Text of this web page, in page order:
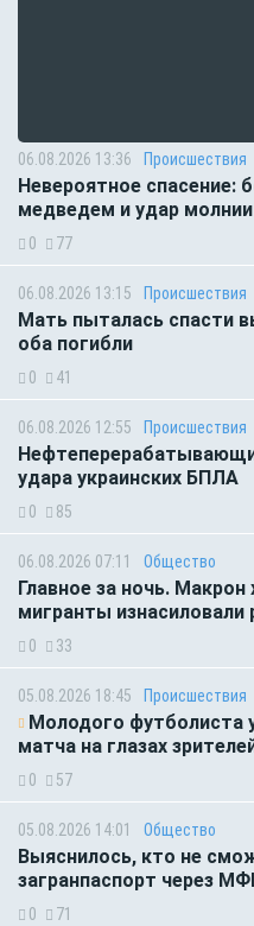
06.08.2026 13:36 Происшествия
Невероятное спасение:
медведем и удар молнии
0 77
06.08.2026 13:15 Происшествия
Мать пыталась спасти
оба погибли
0 41
06.08.2026 12:55 Происшествия
удара украинских БПЛА
0 85
06.08.2026 07:11 Общество
Главное за ночь.
мигранты изнасиловали
0 33
05.08.2026 18:45 Происшествия
Молодого футболиста
матча на глазах
0 57
05.08.2026 14:01 Общество
Выяснилось, кто не
загранпаспорт через
0 71